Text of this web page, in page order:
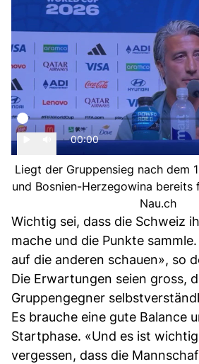
00:00
Liegt der Gruppensieg nach dem
und Bosnien-Herzegowina
Nau.ch
Wichtig sei, dass die Schweiz
mache und die Punkte
auf die anderen schauen», so
Die Erwartungen seien gross,
Gruppengegner
Es brauche eine gute Balance
Startphase. «Und es ist
vergessen, dass die